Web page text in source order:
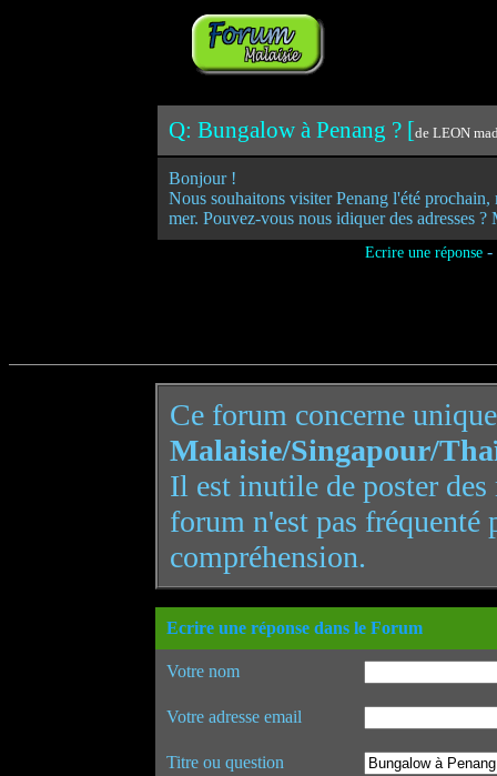
Q: Bungalow à Penang ? [de LEON
Bonjour !
Nous souhaitons visiter Penang l'été
mer. Pouvez-vous nous idiquer des adresses ?
Ecrire une réponse-
Ce forum concerne
Malaisie/Singapour/
Il est inutile de poster
forum n'est pas
compréhension.
Ecrire une réponse dans le Forum
Votre nom
Votre adresse email
Titre ou question